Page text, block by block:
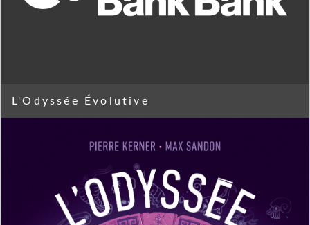
L'Odyssée Évolutive